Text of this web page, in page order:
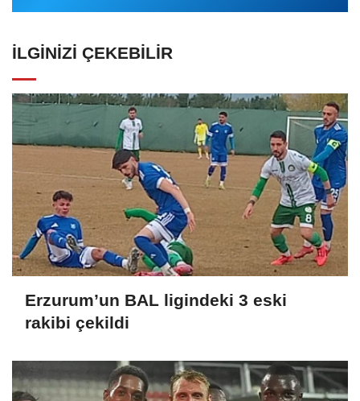
İLGINIZI ÇEKEBILIR
Erzurum’un BAL ligindeki 3 eski
rakibi çekildi